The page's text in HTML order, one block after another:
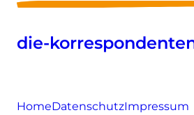
die-
HomeDatenschutzImpressum